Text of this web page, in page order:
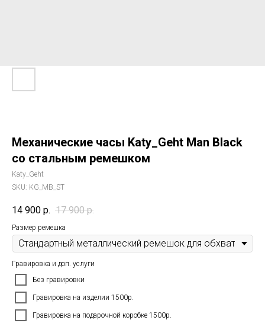
Механические часы Katy_Geht Man Black
со стальным ремешком
Katy_Geht
SKU: KG_MB_ST
14 900 р. 17 900 р.
Размер ремешка
Гравировка и доп. услуги
Без гравировки
Гравировка на изделии 1500р.
Гравировка на подарочной коробке 1500р.